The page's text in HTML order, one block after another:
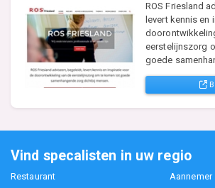
ROS Friesland
levert kennis en
eerstelijnszorg
goede
Vind specalisten in uw regio
Restaurant Aannemer